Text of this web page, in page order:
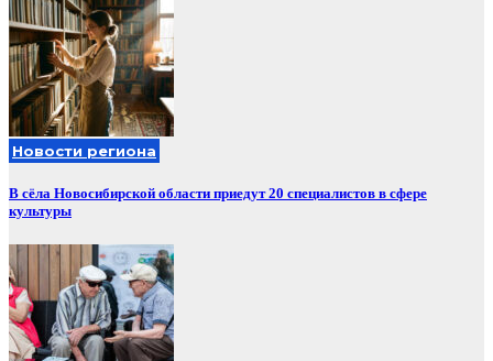
Новости региона
В сёла Новосибирской области приедут 20 специалистов в сфере
культуры